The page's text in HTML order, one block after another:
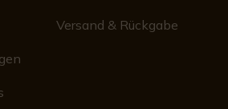
Versand & Rückgabe